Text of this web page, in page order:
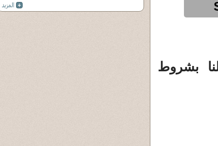
بشروط